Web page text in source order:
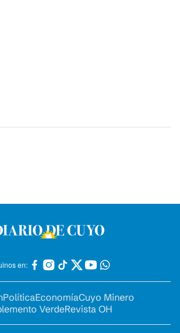
en:
PolíticaEconomíaCuyo Minero
VerdeRevista OH